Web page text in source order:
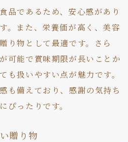
品であるため、安心感があり
。また、栄養価が高く、美容
り物として最適です。さら
可能で賞味期限が長いことか
も扱いやすい点が魅力です。
も備えており、感謝の気持ち
ぴったりです。
贈り物